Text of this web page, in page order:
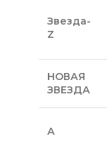
Звезда-
Z
НОВАЯ
ЗВЕЗДА
А